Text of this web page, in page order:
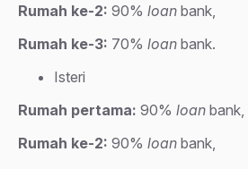
Rumah ke-2: 90% loan bank,
Rumah ke-3: 70% loan bank.
Isteri
Rumah pertama: 90% loan bank,
Rumah ke-2: 90% loan bank,